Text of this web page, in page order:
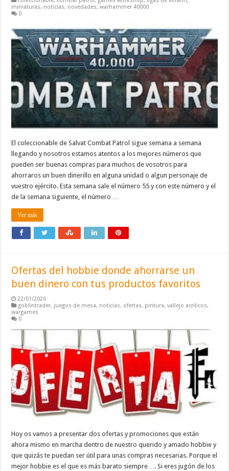
miniaturas, noticias, novedades,warhammer 40000
0
El coleccionable de Salvat Combat Patrol sigue semana a semana
llegando y nosotros estamos atentos a los mejores números que
pueden ser buenas compras para muchos de vosotros para
ahorraros un buen dinerillo en alguna unidad o algun personaje de
vuestro ejército. Esta semana sale el número 55 y con este número y el
de la semana siguiente, el número …
Ver más
Ofertas del hobbie donde ahorrarse un
buen dinero con tus productos favoritos
22/01/2026
goblintrader, juegos de mesa, noticias, ofertas, pintura,vallejo acrilicos,
wargames
0
Hoy os vamos a presentar dos ofertas y promociones que están
ahora mismo en marcha dentro de nuestro querido y amado hobbie y
que quizás te puedan ser útil para unas compras necesarias. Porque el
mejor hobbie es el que es más barato siempre…. Si eres jugón de los